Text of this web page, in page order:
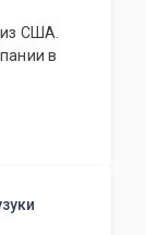
США.
в